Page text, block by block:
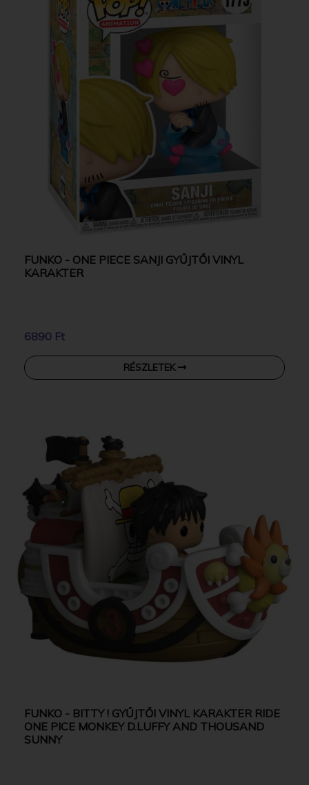
FUNKO - ONE PIECE SANJI GYŰJTŐI VINYL
KARAKTER
6890 Ft
RÉSZLETEK
FUNKO - BITTY ! GYŰJTŐI VINYL KARAKTER RIDE
ONE PICE MONKEY D.LUFFY AND THOUSAND
SUNNY